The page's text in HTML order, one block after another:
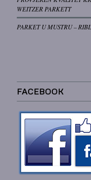
WEITZER PARKETT
PARKET U MUSTRU –
FACEBOOK